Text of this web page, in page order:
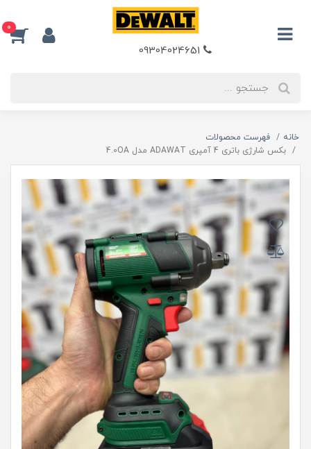
0
خانه
فهرست محصولات
بکس شارژی باتری 4 آمپری ADAWAT مدل 4.0OA